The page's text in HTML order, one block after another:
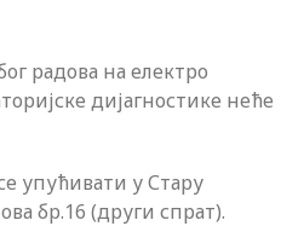
радова на електро
дијагностике неће
упућивати у Стару
бр.16 (други спрат).